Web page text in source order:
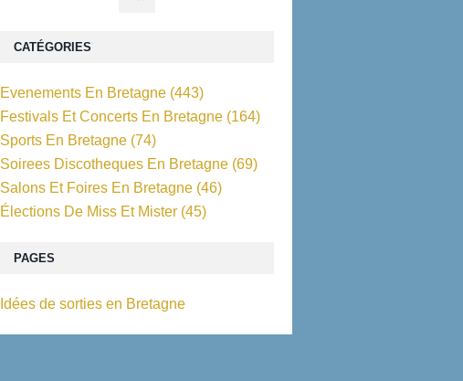
PAGES
Idées de sorties en Bretagne
CATÉGORIES
Evenements En Bretagne (443)
Festivals Et Concerts En Bretagne (164)
Sports En Bretagne (74)
Soirees Discotheques En Bretagne (69)
Salons Et Foires En Bretagne (46)
Élections De Miss Et Mister (45)